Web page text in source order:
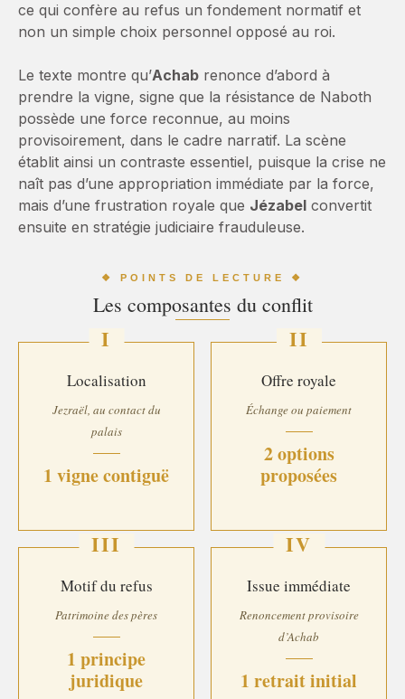
ce qui confère au refus un fondement normatif et
non un simple choix personnel opposé au roi.
Le texte montre qu’Achab renonce d’abord à
prendre la vigne, signe que la résistance de Naboth
possède une force reconnue, au moins
provisoirement, dans le cadre narratif. La scène
établit ainsi un contraste essentiel, puisque la crise ne
naît pas d’une appropriation immédiate par la force,
mais d’une frustration royale que Jézabel convertit
ensuite en stratégie judiciaire frauduleuse.
❖ POINTS DE LECTURE ❖
Les composantes du conflit
I
Localisation
Jezraël, au contact du
palais
1 vigne contiguë
II
Offre royale
Échange ou paiement
2 options
proposées
III
Motif du refus
Patrimoine des pères
1 principe
juridique
IV
Issue immédiate
Renoncement provisoire
d’Achab
1 retrait initial